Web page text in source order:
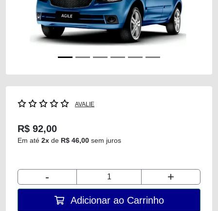
AVALIE
R$ 92,00
Em até 2x de R$ 46,00 sem juros
- +
Adicionar ao Carrinho